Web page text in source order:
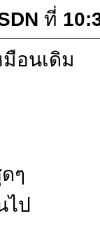
ที่
อนเดิม
ๆ
ป